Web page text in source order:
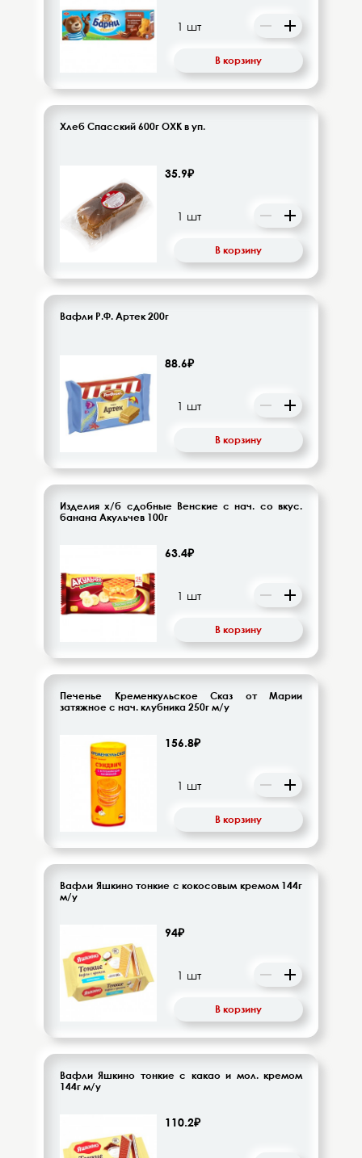
Десерты, напитки молочные
Диетическое питание
Восточная кухня
Кофе и кофейные напитки
Напитки безалкогольные
Овощи-фрукты
Корма для животных
Сопутствующие товары
В корзину
Хлеб Спасский 600г ОХК в уп.
35.9₽
В корзину
Вафли Р.Ф. Артек 200г
88.6₽
В корзину
Изделия х/б сдобные Венские с нач. со вкус.
банана Акульчев 100г
63.4₽
В корзину
Печенье Кременкульское Сказ от Марии
затяжное с нач. клубника 250г м/у
156.8₽
В корзину
Вафли Яшкино тонкие с кокосовым кремом 144г
м/у
94₽
В корзину
Вафли Яшкино тонкие с какао и мол. кремом
144г м/у
110.2₽